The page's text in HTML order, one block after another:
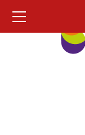
contenido
principal